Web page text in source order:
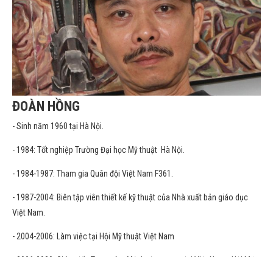
ĐOÀN HỒNG
- Sinh năm 1960 tại Hà Nội.
- 1984: Tốt nghiệp Trường Đại học Mỹ thuật Hà Nội.
- 1984-1987: Tham gia Quân đội Việt Nam F361.
- 1987-2004: Biên tập viên thiết kế kỹ thuật của Nhà xuất bản giáo dục
Việt Nam.
- 2004-2006: Làm việc tại Hội Mỹ thuật Việt Nam